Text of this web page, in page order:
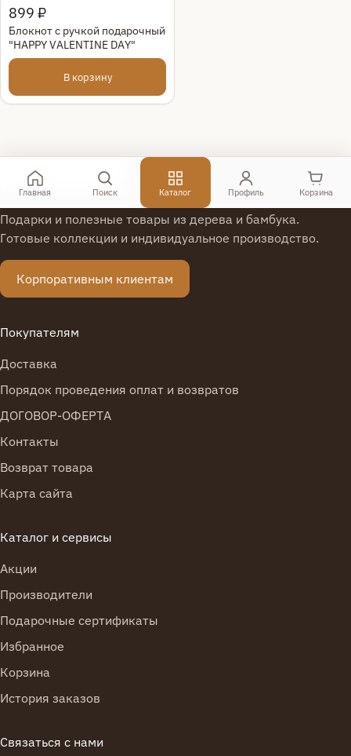
Быстрый просмотр
899 ₽
Блокнот с ручкой подарочный
"HAPPY VALENTINE DAY"
В корзину
Главная Поиск Каталог Профиль Корзина
Подарки и полезные товары из дерева и бамбука.
Готовые коллекции и индивидуальное производство.
Корпоративным клиентам
Покупателям
Доставка
Порядок проведения оплат и возвратов
ДОГОВОР-ОФЕРТА
Контакты
Возврат товара
Карта сайта
Каталог и сервисы
Акции
Производители
Подарочные сертификаты
Избранное
Корзина
История заказов
Связаться с нами